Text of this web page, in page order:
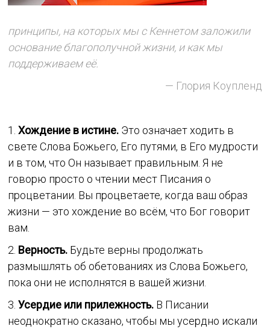
принципы, на которых мы с Кеннетом заложили
основание благополучной жизни, и как мы
поддерживаем её.
— Глория Коупленд
1.Хождение в истине. Это означает ходить в
свете Слова Божьего, Его путями, в Его мудрости
и в том, что Он называет правильным. Я не
говорю просто о чтении мест Писания о
процветании. Вы процветаете, когда ваш образ
жизни — это хождение во всём, что Бог говорит
вам.
2. Верность. Будьте верны продолжать
размышлять об обетованиях из Слова Божьего,
пока они не исполнятся в вашей жизни.
3.Усердие или прилежность. В Писании
неоднократно сказано, чтобы мы усердно искали